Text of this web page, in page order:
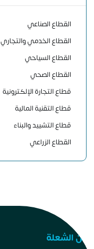
القطاع الصناعي
القطاع الخدمي والتجاري
القطاع السياحي
القطاع الصحي
قطاع التجارة الإلكترونية
قطاع التقنية المالية
قطاع التشييد والبناء
القطاع الزراعي
عن الشعلة